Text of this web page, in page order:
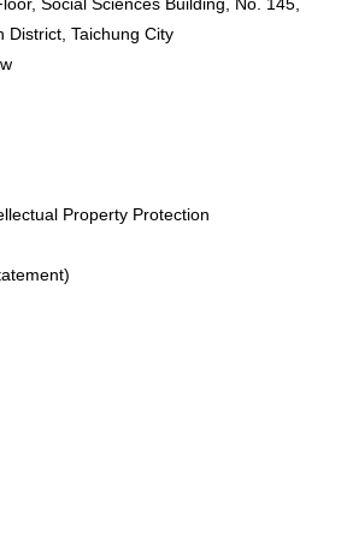
District, Taichung City
Property Protection